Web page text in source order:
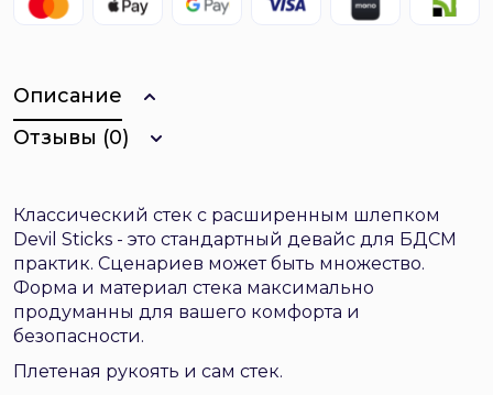
Описание
Отзывы (0)
Классический стек с расширенным шлепком
Devil Sticks - это стандартный девайс для БДСМ
практик. Сценариев может быть множество.
Форма и материал стека максимально
продуманны для вашего комфорта и
безопасности.
Плетеная рукоять и сам стек.